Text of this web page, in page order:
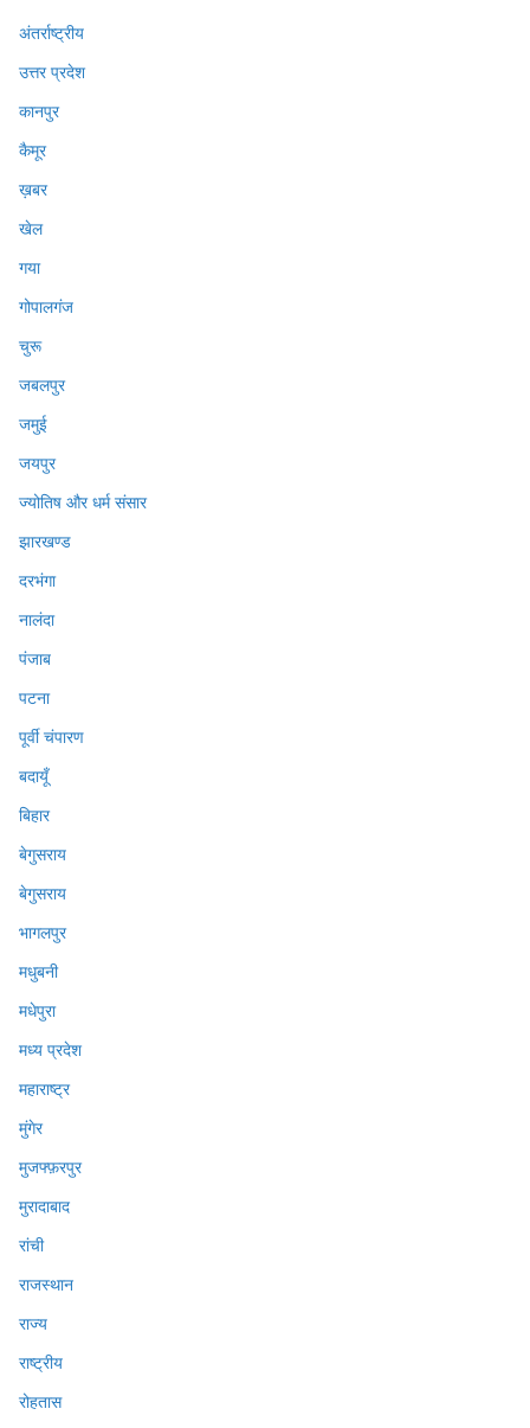
अंतर्राष्ट्रीय
उत्तर प्रदेश
कानपुर
कैमूर
ख़बर
खेल
गया
गोपालगंज
चुरू
जबलपुर
जमुई
जयपुर
ज्योतिष और धर्म संसार
झारखण्ड
दरभंगा
नालंदा
पंजाब
पटना
पूर्वी चंपारण
बदायूँ
बिहार
बेगुसराय
बेगुसराय
भागलपुर
मधुबनी
मधेपुरा
मध्य प्रदेश
महाराष्ट्र
मुंगेर
मुजफ्फ़रपुर
मुरादाबाद
रांची
राजस्थान
राज्य
राष्ट्रीय
रोहतास